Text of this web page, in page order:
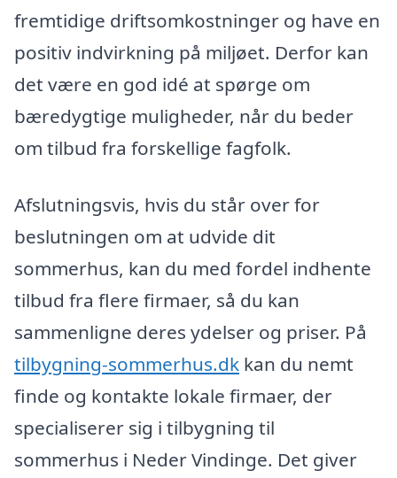
fremtidige driftsomkostninger og have en
positiv indvirkning på miljøet. Derfor kan
det være en god idé at spørge om
bæredygtige muligheder, når du beder
om tilbud fra forskellige fagfolk.
Afslutningsvis, hvis du står over for
beslutningen om at udvide dit
sommerhus, kan du med fordel indhente
tilbud fra flere firmaer, så du kan
sammenligne deres ydelser og priser. På
tilbygning-sommerhus.dk kan du nemt
finde og kontakte lokale firmaer, der
specialiserer sig i tilbygning til
sommerhus i Neder Vindinge. Det giver